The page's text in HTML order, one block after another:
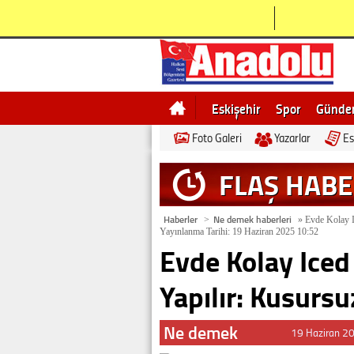
Eskişehir Spor
Bilecik
Ne demek
Foto Galeri Yazarlar
FLAŞ
Haberler > Ne demek haberleri » Evde Kolay
Yayınlanma Tarihi: 19 Haziran 2025 10:52
Evde Kolay
Yapılır:
Ne demek 19 Haziran